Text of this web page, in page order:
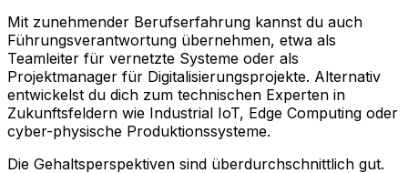
Mit zunehmender Berufserfahrung kannst du auch
Führungsverantwortung übernehmen, etwa als
Teamleiter für vernetzte Systeme oder als
Projektmanager für Digitalisierungsprojekte. Alternativ
entwickelst du dich zum technischen Experten in
Zukunftsfeldern wie Industrial IoT, Edge Computing oder
cyber-physische Produktionssysteme.
Die Gehaltsperspektiven sind überdurchschnittlich gut.